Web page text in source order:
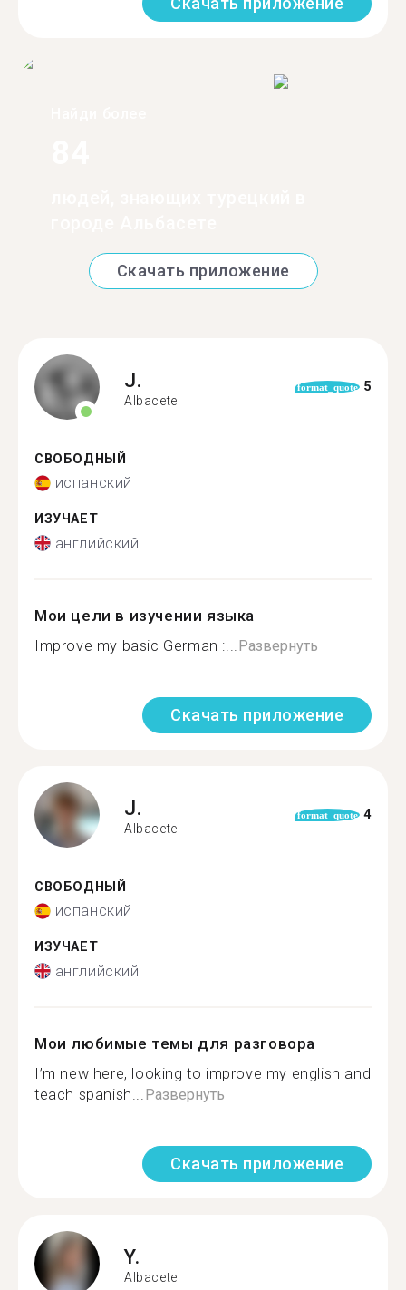
Скачать приложение
J.
Albacete
format_quote 5
СВОБОДНЫЙ
испанский
ИЗУЧАЕТ
английский
Мои цели в изучении языка
Improve my basic German :... Развернуть
Скачать приложение
J.
Albacete
format_quote 4
СВОБОДНЫЙ
испанский
ИЗУЧАЕТ
английский
Мои любимые темы для разговора
I’m new here, looking to improve my english and
teach spanish... Развернуть
Скачать приложение
Y.
Albacete